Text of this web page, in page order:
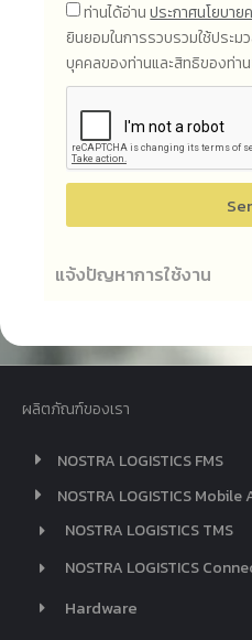
ท่านได้อ่านประกาศนโยบาย
ยินยอมในการรวบรวมใช้ประ
บุคคลของท่านและสิทธิของท่า
แจ้งปัญหาการใช้งาน
ผลิตภัณฑ์ของเรา
NOSTRA LOGISTICS FMS
NOSTRA LOGISTICS
NOSTRA LOGISTICS TMS
NOSTRA LOGISTICS
Hardware